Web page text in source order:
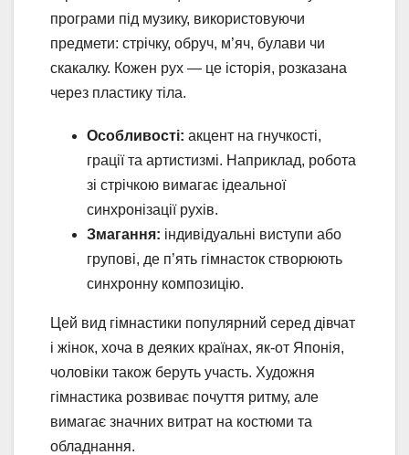
програми під музику, використовуючи
предмети: стрічку, обруч, м’яч, булави чи
скакалку. Кожен рух — це історія, розказана
через пластику тіла.
Особливості: акцент на гнучкості,
грації та артистизмі. Наприклад, робота
зі стрічкою вимагає ідеальної
синхронізації рухів.
Змагання: індивідуальні виступи або
групові, де п’ять гімнасток створюють
синхронну композицію.
Цей вид гімнастики популярний серед дівчат
і жінок, хоча в деяких країнах, як-от Японія,
чоловіки також беруть участь. Художня
гімнастика розвиває почуття ритму, але
вимагає значних витрат на костюми та
обладнання.